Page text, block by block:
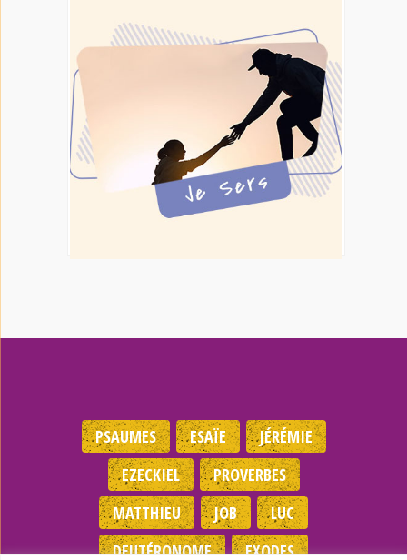
PSAUMES ESAÏE
JÉRÉMIE
EZECKIEL
PROVERBES
MATTHIEU
JOB
LUC
DEUTÉRONOME
EXODES